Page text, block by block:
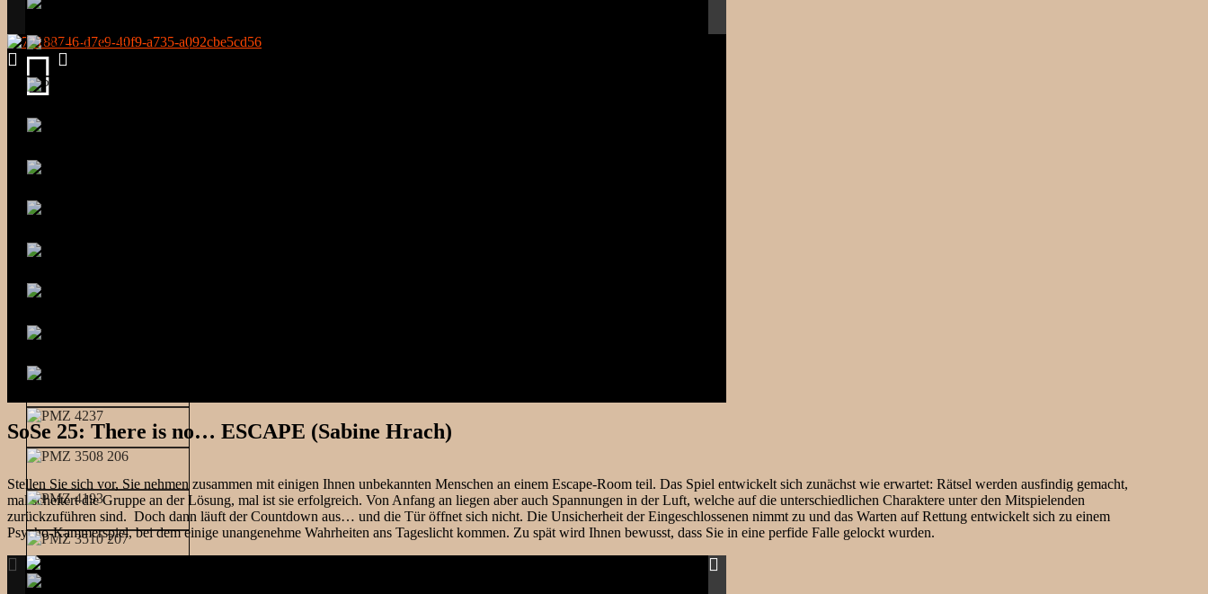
SoSe 25: There is no… ESCAPE (Sabine Hrach)
Stellen Sie sich vor, Sie nehmen zusammen mit einigen Ihnen unbekannten Menschen an einem Escape-Room teil. Das Spiel entwickelt sich zunächst wie erwartet: Rätsel werden ausfindig gemacht,
mal scheitert die Gruppe an der Lösung, mal ist sie erfolgreich. Von Anfang an liegen aber auch Spannungen in der Luft, welche auf die unterschiedlichen Charaktere unter den Mitspielenden
zurückzuführen sind. Doch dann läuft der Countdown aus… und die Tür öffnet sich nicht. Die Unsicherheit der Eingeschlossenen nimmt zu und das Warten auf Rettung entwickelt sich zu einem
Psycho-Kammerspiel, bei dem einige unangenehme Wahrheiten ans Tageslicht kommen. Zu spät wird Ihnen bewusst, dass Sie in eine perfide Falle gelockt wurden.